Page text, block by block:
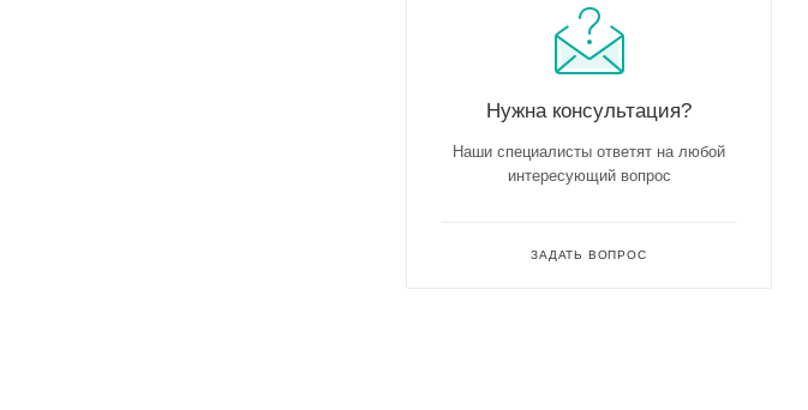
Нужна консультация?
Наши специалисты ответят на любой
интересующий вопрос
ЗАДАТЬ ВОПРОС